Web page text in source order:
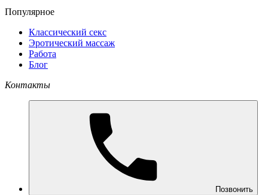
Популярное
Классический секс
Эротический массаж
Работа
Блог
Контакты
Позвонить